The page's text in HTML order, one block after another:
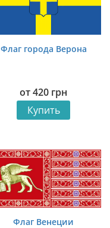
Флаг города Верона
от420 грн
Купить
Флаг Венеции